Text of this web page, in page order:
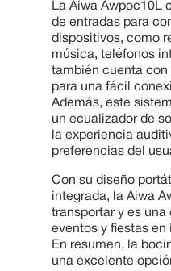
La Aiwa Awpoc10L
de entradas para
dispositivos, como
música, teléfonos
también cuenta
para una fácil
Además, este
un ecualizador de
la experiencia
preferencias del
Con su diseño
integrada, la Aiwa
transportar y es
eventos y fiestas en
En resumen, la
una excelente